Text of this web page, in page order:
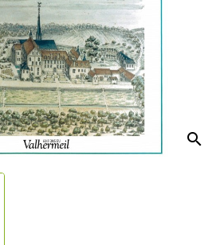
search